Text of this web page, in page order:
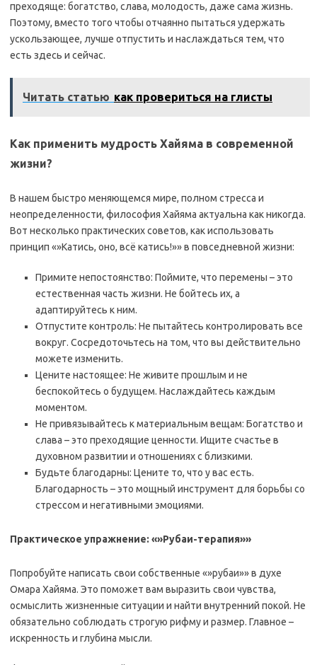
преходяще: богатство, слава, молодость, даже сама жизнь.
Поэтому, вместо того чтобы отчаянно пытаться удержать
ускользающее, лучше отпустить и наслаждаться тем, что
есть здесь и сейчас.
Читать статью как провериться на глисты
Как применить мудрость Хайяма в современной
жизни?
В нашем быстро меняющемся мире, полном стресса и
неопределенности, философия Хайяма актуальна как никогда.
Вот несколько практических советов, как использовать
принцип «»Катись, оно, всё катись!»» в повседневной жизни:
Примите непостоянство: Поймите, что перемены – это
естественная часть жизни. Не бойтесь их, а
адаптируйтесь к ним.
Отпустите контроль: Не пытайтесь контролировать все
вокруг. Сосредоточьтесь на том, что вы действительно
можете изменить.
Цените настоящее: Не живите прошлым и не
беспокойтесь о будущем. Наслаждайтесь каждым
моментом.
Не привязывайтесь к материальным вещам: Богатство и
слава – это преходящие ценности. Ищите счастье в
духовном развитии и отношениях с близкими.
Будьте благодарны: Цените то, что у вас есть.
Благодарность – это мощный инструмент для борьбы со
стрессом и негативными эмоциями.
Практическое упражнение: «»Рубаи-терапия»»
Попробуйте написать свои собственные «»рубаи»» в духе
Омара Хайяма. Это поможет вам выразить свои чувства,
осмыслить жизненные ситуации и найти внутренний покой. Не
обязательно соблюдать строгую рифму и размер. Главное –
искренность и глубина мысли.